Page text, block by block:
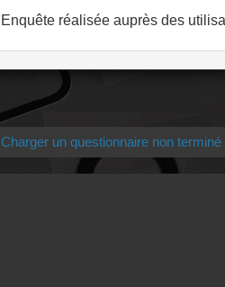
Enquête réalisée auprès des
Charger un questionnaire non terminé